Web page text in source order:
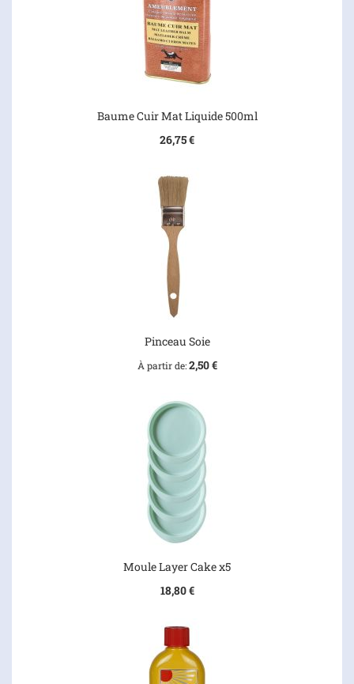
Baume Cuir Mat Liquide 500ml
26,75 €
Pinceau Soie
À partir de 2,50 €
Moule Layer Cake x5
18,80 €